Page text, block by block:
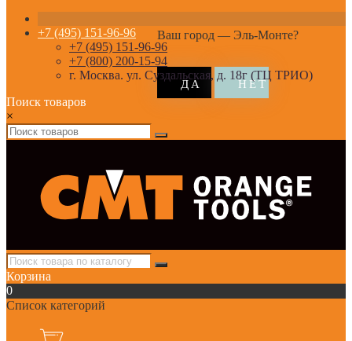
Ваш город — Эль-Монте?
+7 (495) 151-96-96
+7 (495) 151-96-96
+7 (800) 200-15-94
г. Москва. ул. Суздальская, д. 18г (ТЦ ТРИО)
Поиск товаров
×
Корзина
0
Список категорий